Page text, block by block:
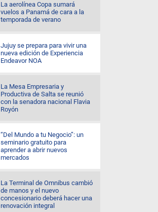
La aerolínea Copa sumará
vuelos a Panamá de cara a la
temporada de verano
Jujuy se prepara para vivir una
nueva edición de Experiencia
Endeavor NOA
La Mesa Empresaria y
Productiva de Salta se reunió
con la senadora nacional Flavia
Royón
“Del Mundo a tu Negocio”: un
seminario gratuito para
aprender a abrir nuevos
mercados
La Terminal de Omnibus cambió
de manos y el nuevo
concesionario deberá hacer una
renovación integral